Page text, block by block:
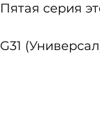
Пятая серия
G31